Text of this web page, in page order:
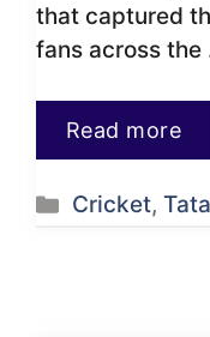
that captured
fans across the
Read more
Categories
Cricket,